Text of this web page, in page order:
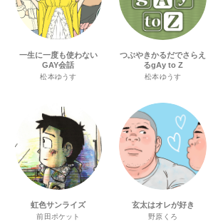
一生に一度も使わない
GAY会話
松本ゆうす
つぶやきかるだでさらえ
るgAy to Z
松本ゆうす
虹色サンライズ
前田ポケット
玄太はオレが好き
野原くろ